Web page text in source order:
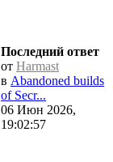
Последний ответ
от Harmast
в Abandoned builds
of Secr...
06 Июн 2026,
19:02:57